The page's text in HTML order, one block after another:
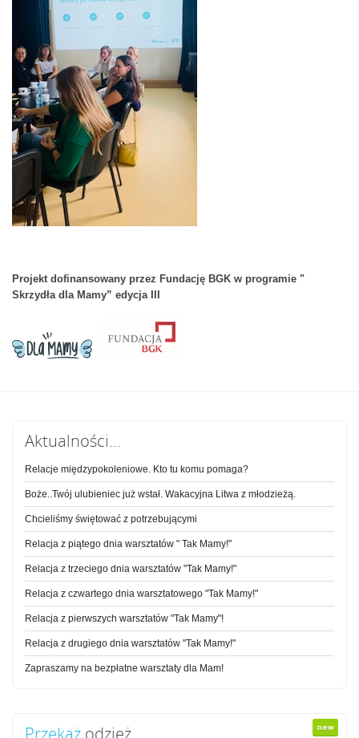
Projekt dofinansowany przez Fundację BGK w programie "
Skrzydła dla Mamy” edycja III
Aktualności...
Relacje międzypokoleniowe. Kto tu komu pomaga?
Boże..Twój ulubieniec już wstał. Wakacyjna Litwa z młodzieżą.
Chcieliśmy świętować z potrzebującymi
Relacja z piątego dnia warsztatów " Tak Mamy!"
Relacja z trzeciego dnia warsztatów "Tak Mamy!"
Relacja z czwartego dnia warsztatowego "Tak Mamy!"
Relacja z pierwszych warsztatów "Tak Mamy"!
Relacja z drugiego dnia warsztatów "Tak Mamy!"
Zapraszamy na bezpłatne warsztaty dla Mam!
Przekaż odzież